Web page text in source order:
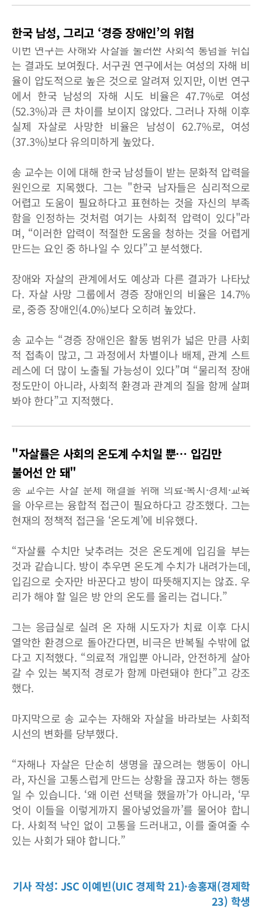
한국 남성, 그리고 ‘경증 장애인’의 위험
이번 연구는 자해와 자살을 둘러싼 사회적 통념을 뒤집
는 결과도 보여줬다. 서구권 연구에서는 여성의 자해 비
율이 압도적으로 높은 것으로 알려져 있지만, 이번 연구
에서 한국 남성의 자해 시도 비율은 47.7%로 여성
(52.3%)과 큰 차이를 보이지 않았다. 그러나 자해 이후
실제 자살로 사망한 비율은 남성이 62.7%로, 여성
(37.3%)보다 유의미하게 높았다.
송 교수는 이에 대해 한국 남성들이 받는 문화적 압력을
원인으로 지목했다. 그는 "한국 남자들은 심리적으로
어렵고 도움이 필요하다고 표현하는 것을 자신의 부족
함을 인정하는 것처럼 여기는 사회적 압력이 있다"라
며, “이러한 압력이 적절한 도움을 청하는 것을 어렵게
만드는 요인 중 하나일 수 있다”고 분석했다.
장애와 자살의 관계에서도 예상과 다른 결과가 나타났
다. 자살 사망 그룹에서 경증 장애인의 비율은 14.7%
로, 중증 장애인(4.0%)보다 오히려 높았다.
송 교수는 “경증 장애인은 활동 범위가 넓은 만큼 사회
적 접촉이 많고, 그 과정에서 차별이나 배제, 관계 스트
레스에 더 많이 노출될 가능성이 있다”며 “물리적 장애
정도만이 아니라, 사회적 환경과 관계의 질을 함께 살펴
봐야 한다”고 지적했다.
"자살률은 사회의 온도계 수치일 뿐… 입김만
불어선 안 돼"
송 교수는 자살 문제 해결을 위해 의료·복지·경제·교육
을 아우르는 융합적 접근이 필요하다고 강조했다. 그는
현재의 정책적 접근을 ‘온도계’에 비유했다.
“자살률 수치만 낮추려는 것은 온도계에 입김을 부는
것과 같습니다. 방이 추우면 온도계 수치가 내려가는데,
입김으로 숫자만 바꾼다고 방이 따뜻해지지는 않죠. 우
리가 해야 할 일은 방 안의 온도를 올리는 겁니다.”
그는 응급실로 실려 온 자해 시도자가 치료 이후 다시
열악한 환경으로 돌아간다면, 비극은 반복될 수밖에 없
다고 지적했다. “의료적 개입뿐 아니라, 안전하게 살아
갈 수 있는 복지적 경로가 함께 마련돼야 한다”고 강조
했다.
마지막으로 송 교수는 자해와 자살을 바라보는 사회적
시선의 변화를 당부했다.
“자해나 자살은 단순히 생명을 끊으려는 행동이 아니
라, 자신을 고통스럽게 만드는 상황을 끊고자 하는 행동
일 수 있습니다. ‘왜 이런 선택을 했을까’가 아니라, ‘무
엇이 이들을 이렇게까지 몰아넣었을까’를 물어야 합니
다. 사회적 낙인 없이 고통을 드러내고, 이를 줄여줄 수
있는 사회가 돼야 합니다.”
기사 작성: JSC 이예빈(UIC 경제학 21)·송홍재(경제학
23) 학생